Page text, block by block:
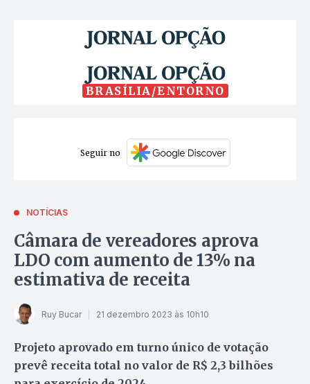
BRASÍLIA/ENTORNO
Seguir no
NOTÍCIAS
Câmara de vereadores aprova
LDO com aumento de 13% na
estimativa de receita
Ruy Bucar 21 dezembro 2023 às 10h10
Projeto aprovado em turno único de votação
prevê receita total no valor de R$ 2,3 bilhões